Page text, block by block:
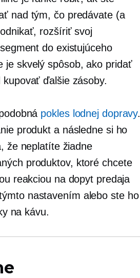
nad tým, čo predávate (a
rozšíriť svoj
do existujúceho
je skvelý spôsob, ako pridať
ďalšie zásoby.
pokles lodnej dopravy.
produkt a následne si ho
že neplatíte žiadne
produktov, ktoré chcete
reakciou na dopyt predaja
nastavením alebo ste ho
na kávu.